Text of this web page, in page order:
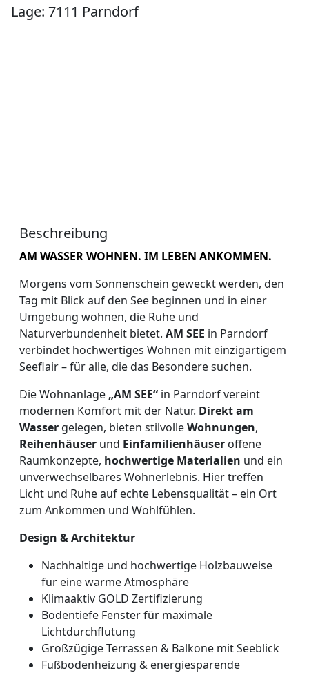
Lage: 7111 Parndorf
Beschreibung
AM WASSER WOHNEN. IM LEBEN ANKOMMEN.
Morgens vom Sonnenschein geweckt werden, den
Tag mit Blick auf den See beginnen und in einer
Umgebung wohnen, die Ruhe und
Naturverbundenheit bietet. AM SEE in Parndorf
verbindet hochwertiges Wohnen mit einzigartigem
Seeflair – für alle, die das Besondere suchen.
Die Wohnanlage „AM SEE“ in Parndorf vereint
modernen Komfort mit der Natur. Direkt am
Wasser gelegen, bieten stilvolleWohnungen,
Reihenhäuser und Einfamilienhäuser offene
Raumkonzepte, hochwertige Materialien und ein
unverwechselbares Wohnerlebnis. Hier treffen
Licht und Ruhe auf echte Lebensqualität – ein Ort
zum Ankommen und Wohlfühlen.
Design & Architektur
Nachhaltige und hochwertige Holzbauweise
für eine warme Atmosphäre
Klimaaktiv GOLD Zertifizierung
Bodentiefe Fenster für maximale
Lichtdurchflutung
Großzügige Terrassen & Balkone mit Seeblick
Fußbodenheizung & energiesparende